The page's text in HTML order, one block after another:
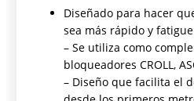
Diseñado para hacer
sea más rápido y
– Se utiliza como
bloqueadores CROLL,
– Diseño que facilita el